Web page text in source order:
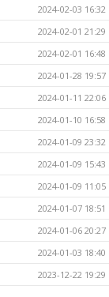
2024-02-03 16:32
2024-02-01 21:29
2024-02-01 16:48
2024-01-28 19:57
2024-01-11 22:06
2024-01-10 16:58
2024-01-09 23:32
2024-01-09 15:43
2024-01-09 11:05
2024-01-07 18:51
2024-01-06 20:27
2024-01-03 18:40
2023-12-22 19:29